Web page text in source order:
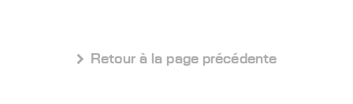
 Retour à la page précédente